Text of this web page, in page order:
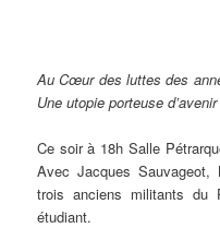
Au Cœur des luttes des
Une utopie porteuse
Ce soir à 18h Salle
Avec Jacques
trois anciens militants du
étudiant.